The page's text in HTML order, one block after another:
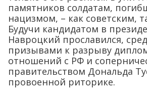
памятников солдатам,
нацизмом, – как советским,
Будучи кандидатом в
Навроцкий прославился,
призывами к разрыву
отношений с РФ и
правительством Дональда
провоенной риторике.